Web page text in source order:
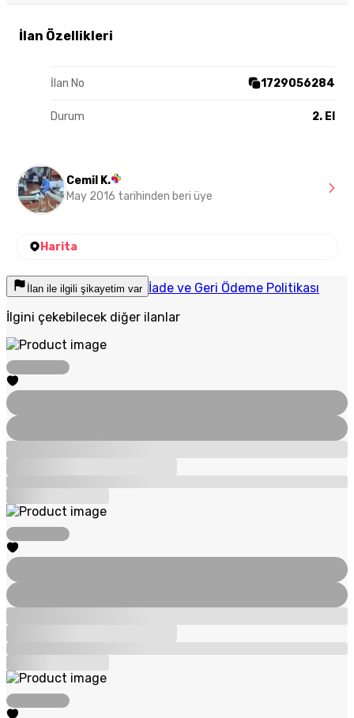
İlan Özellikleri
İlan No 1729056284
Durum 2. El
Cemil K.
May 2016 tarihinden beri üye
Harita
İlan ile ilgili şikayetim var İade ve Geri Ödeme Politikası
İlgini çekebilecek diğer ilanlar